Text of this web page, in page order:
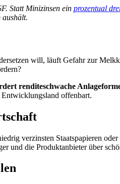
Statt Minizinsen ein prozentual
aushält.
will, läuft Gefahr zur
renditeschwache
offenbart.
verzinsten Staatspapieren oder
und die Produktanbieter über